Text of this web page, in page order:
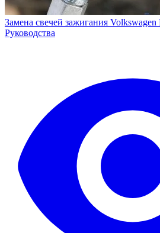
Замена свечей зажигания Volkswagen
Руководства